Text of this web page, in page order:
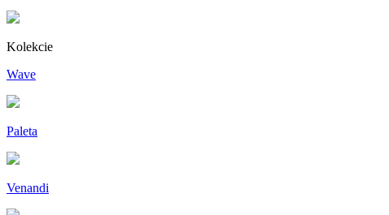
Kolekcie
Wave
Paleta
Venandi